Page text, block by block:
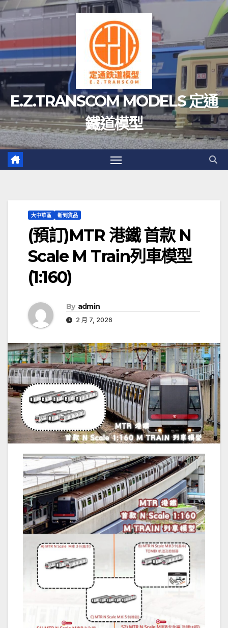
Skip
to
content
E.Z.TRANSCOM MODELS 定通
鐵道模型
大中華區 新到貨品
(預訂)MTR 港鐵 首款 N
Scale M Train列車模型
(1:160)
By admin
2 月 7, 2026